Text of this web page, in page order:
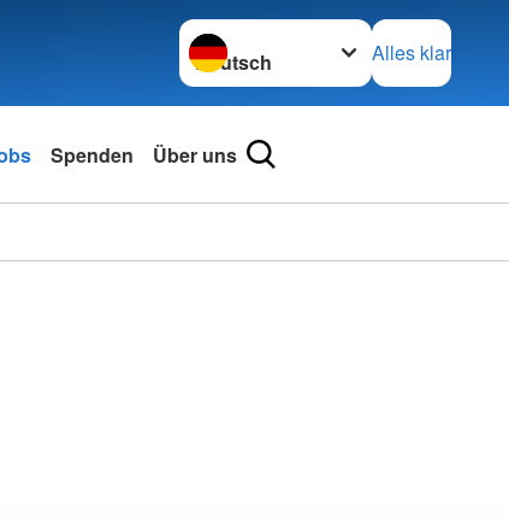
Sprache wechseln zu
Alles klar
Spenden Über uns